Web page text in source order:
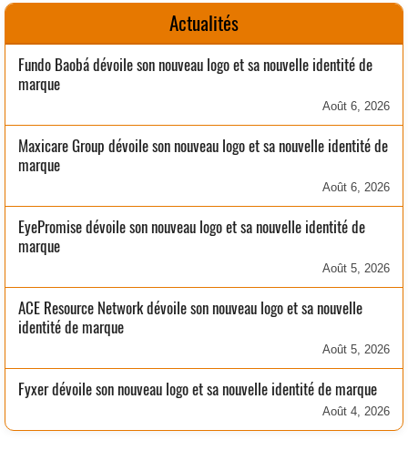
Actualités
Fundo Baobá dévoile son nouveau logo et sa nouvelle identité de
marque
Août 6, 2026
Maxicare Group dévoile son nouveau logo et sa nouvelle identité de
marque
Août 6, 2026
EyePromise dévoile son nouveau logo et sa nouvelle identité de
marque
Août 5, 2026
ACE Resource Network dévoile son nouveau logo et sa nouvelle
identité de marque
Août 5, 2026
Fyxer dévoile son nouveau logo et sa nouvelle identité de marque
Août 4, 2026